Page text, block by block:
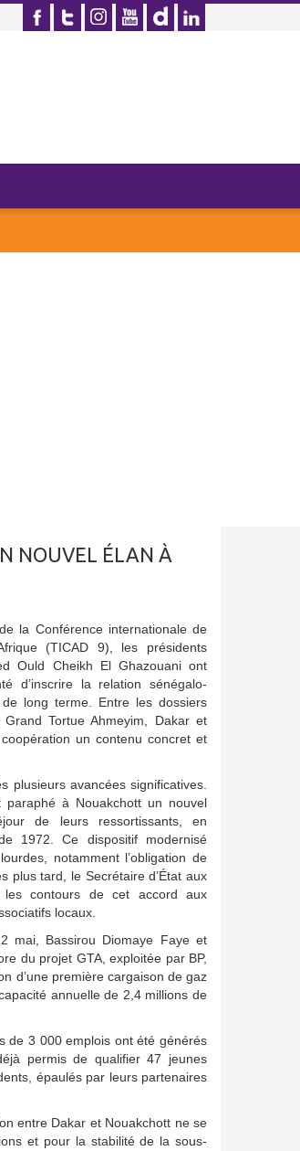
NOUVEL ÉLAN À
la Conférence internationale de
(TICAD 9), les présidents
Ould Cheikh El Ghazouani ont
d’inscrire la relation sénégalo-
long terme. Entre les dossiers
Tortue Ahmeyim, Dakar et
un contenu concret et
plusieurs avancées significatives.
à Nouakchott un nouvel
de leurs ressortissants, en
1972. Ce dispositif modernisé
notamment l’obligation de
plus tard, le Secrétaire d’État aux
les contours de cet accord aux
locaux.
mai, Bassirou Diomaye Faye et
du projet GTA, exploitée par BP,
d’une première cargaison de gaz
annuelle de 2,4 millions de
de 3 000 emplois ont été générés
permis de qualifier 47 jeunes
épaulés par leurs partenaires
entre Dakar et Nouakchott ne se
et pour la stabilité de la sous-